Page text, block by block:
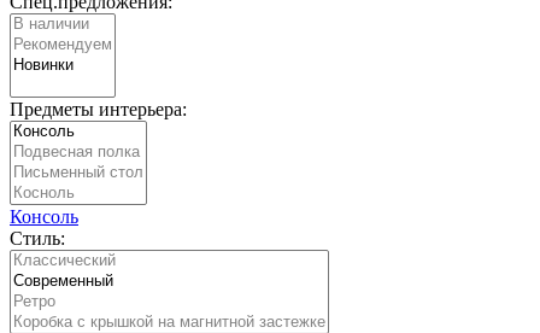
Предметы интерьера:
Консоль
Стиль: